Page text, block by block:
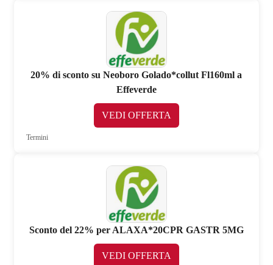
20% di sconto su Neoboro Golado*collut Fl160ml a
Effeverde
VEDI OFFERTA
Termini
Sconto del 22% per ALAXA*20CPR GASTR 5MG
VEDI OFFERTA